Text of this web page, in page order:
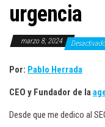
urgencia
marzo 8, 2024
Por: Pablo Herrada
CEO y Fundador de la
Desde que me dedico al